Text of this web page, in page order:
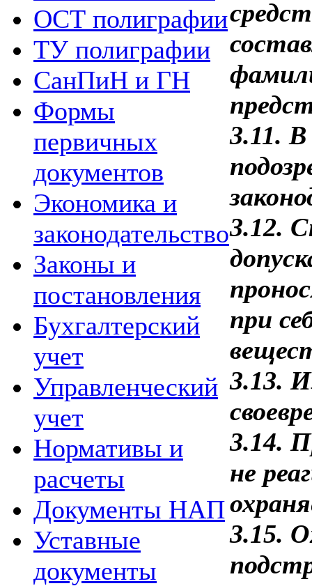
ОСТ полиграфии
ТУ полиграфии
СанПиН и ГН
Формы
первичных
документов
Экономика и
законодательство
Законы и
постановления
Бухгалтерский
учет
Управленческий
учет
Нормативы и
расчеты
Документы НАП
Уставные
документы
3.11.
3.12.
при
3.13.
3.14.
не
3.15.